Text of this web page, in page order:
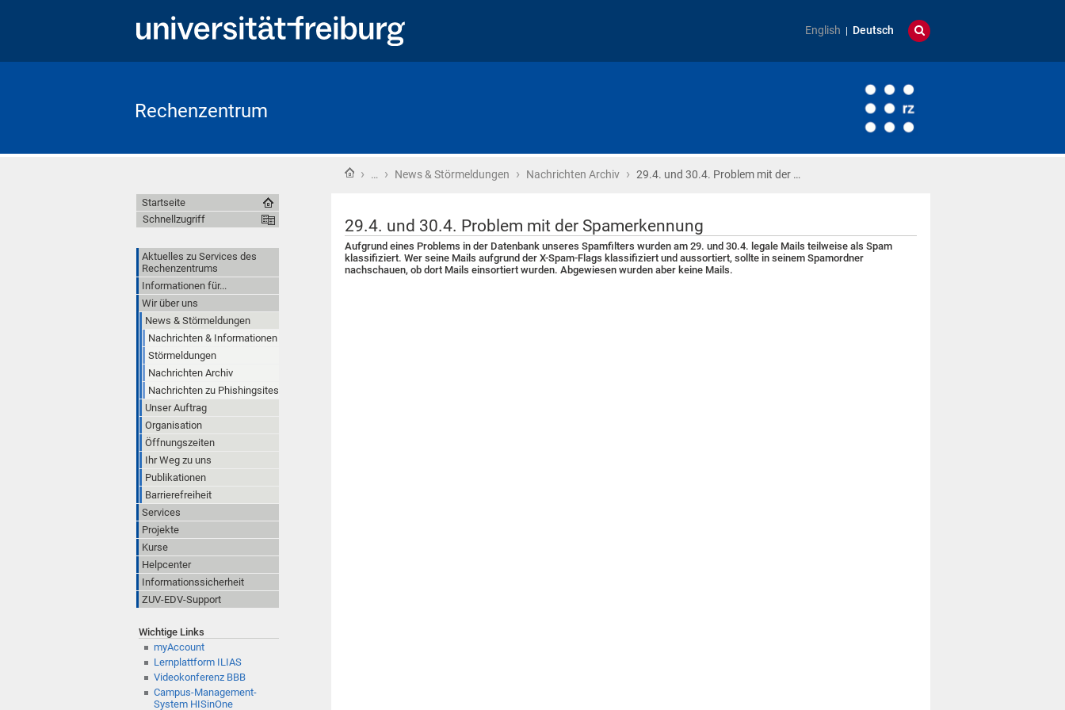
English Deutsch
Rechenzentrum
Startseite
› … › News & Störmeldungen › Nachrichten Archiv › 29.4. und 30.4. Problem mit der …
29.4. und 30.4. Problem mit der Spamerkennung
Aufgrund eines Problems in der Datenbank unseres Spamfilters wurden am 29. und 30.4. legale Mails teilweise als Spam
klassifiziert. Wer seine Mails aufgrund der X-Spam-Flags klassifiziert und aussortiert, sollte in seinem Spamordner
nachschauen, ob dort Mails einsortiert wurden. Abgewiesen wurden aber keine Mails.
Startseite
Schnellzugriff
Aktuelles zu Services des
Rechenzentrums
Informationen für...
Wir über uns
News & Störmeldungen
Nachrichten & Informationen
Störmeldungen
Nachrichten Archiv
Nachrichten zu Phishingsites
Unser Auftrag
Organisation
Öffnungszeiten
Ihr Weg zu uns
Publikationen
Barrierefreiheit
Services
Projekte
Kurse
Helpcenter
Informationssicherheit
ZUV-EDV-Support
Wichtige Links
myAccount
Lernplattform ILIAS
Videokonferenz BBB
Campus-Management-
System HISinOne